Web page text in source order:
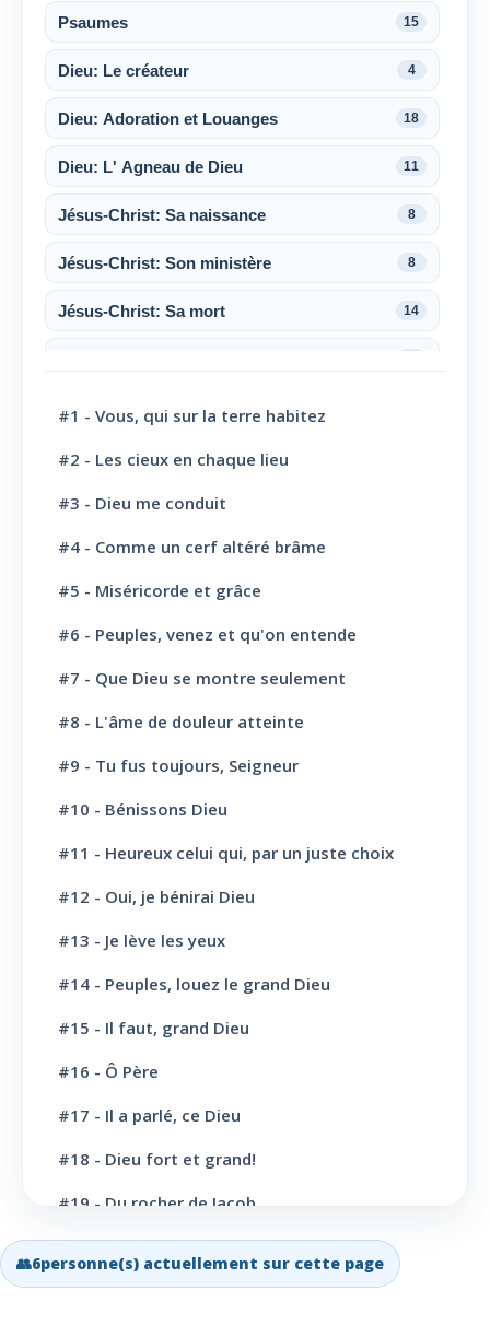
Psaumes 15
Dieu: Le créateur 4
Dieu: Adoration et Louanges 18
Dieu: L' Agneau de Dieu 11
Jésus-Christ: Sa naissance 8
Jésus-Christ: Son ministère 8
Jésus-Christ: Sa mort 14
Jésus-Christ: Son sacerdoce
Jésus-Christ: Son Amour
Le Saint-Esprit
La Parole de Dieu, sa Loi
L' Eglise: Promesse
L' Eglise: Commission fraternelle
L' Eglise: Cloture et bénédictions
L' Eglise: Missions
L' Eglise: Dernier message
L' Eglise: Bapteme
L' Sainte scène
Evangélisation: Appel au salut
Vie Chrétienne: Joie et confiance
#1 - Vous, qui sur la terre habitez
#2 - Les cieux en chaque lieu
#3 - Dieu me conduit
#4 - Comme un cerf altéré brâme
#5 - Miséricorde et grâce
#6 - Peuples, venez et qu'on entende
#7 - Que Dieu se montre seulement
#8 - L'âme de douleur atteinte
#9 - Tu fus toujours, Seigneur
#10 - Bénissons Dieu
#11 - Heureux celui qui, par un juste choix
#12 - Oui, je bénirai Dieu
#13 - Je lève les yeux
#14 - Peuples, louez le grand Dieu
#15 - Il faut, grand Dieu
#16 - Ô Père
#17 - Il a parlé, ce Dieu
#18 - Dieu fort et grand!
#19 - Du rocher de Jacob
#20 - Grand Dieu, nous te louons
#21 - Ô toi dont les bienfaits
👥6personne(s) actuellement sur cette page